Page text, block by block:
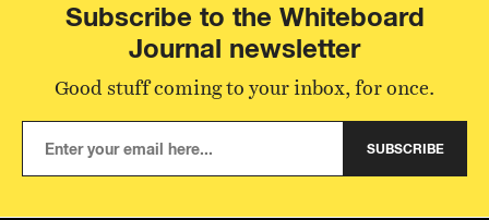
Subscribe to the Whiteboard
Journal newsletter
Good stuff coming to your inbox, for once.
SUBSCRIBE